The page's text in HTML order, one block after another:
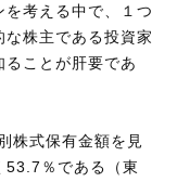
考える中で、１つ
株主である投資家
ことが肝要であ
株式保有金額を見
53.7％である（東